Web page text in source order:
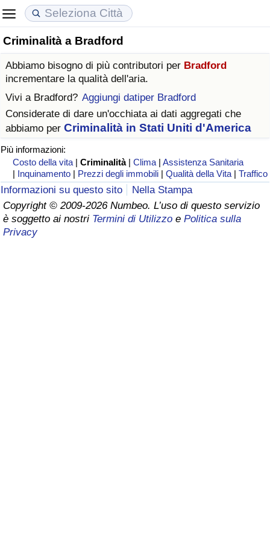
Criminalità a Bradford
Abbiamo bisogno di più contributori per Bradford
incrementare la qualità dell'aria.
Vivi a Bradford? Aggiungi datiper Bradford
Considerate di dare un'occhiata ai dati aggregati che
abbiamo per Criminalità in Stati Uniti d'America
Più informazioni:
Costo della vita |Criminalità |Clima |Assistenza Sanitaria
| Inquinamento | Prezzi degli immobili |Qualità della Vita |Traffico
Informazioni su questo sito
Nella Stampa
Copyright © 2009-2026 Numbeo. L’uso di questo servizio
è soggetto ai nostri Termini di Utilizzo e Politica sulla
Privacy
Costo della vita
Indice Del Costo Della Vita (corrente)
Indice Del Costo Della Vita
Indice del Costo della Vita per Nazione
ad Aqaba
Prezzi degli immobili
Indice del Prezzo delle Case (Corrente)
Indice del Prezzo delle Case
Indice del Prezzo delle Case per Nazione
Qualità della Vita
Indice della Qualità della Vita
Indice della Qualità della Vita (Corrente)
Indice della qualità della vita per Paese
Criminalità
Indice del Tasso di Criminalità (Corrente)
Indice della Criminalità